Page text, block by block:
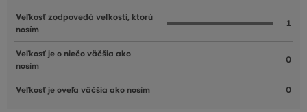
Veľkosť zodpovedá veľkosti, ktorú
nosím
1
Veľkosť je o niečo väčšia ako
nosím
0
Veľkosť je oveľa väčšia ako nosím 0